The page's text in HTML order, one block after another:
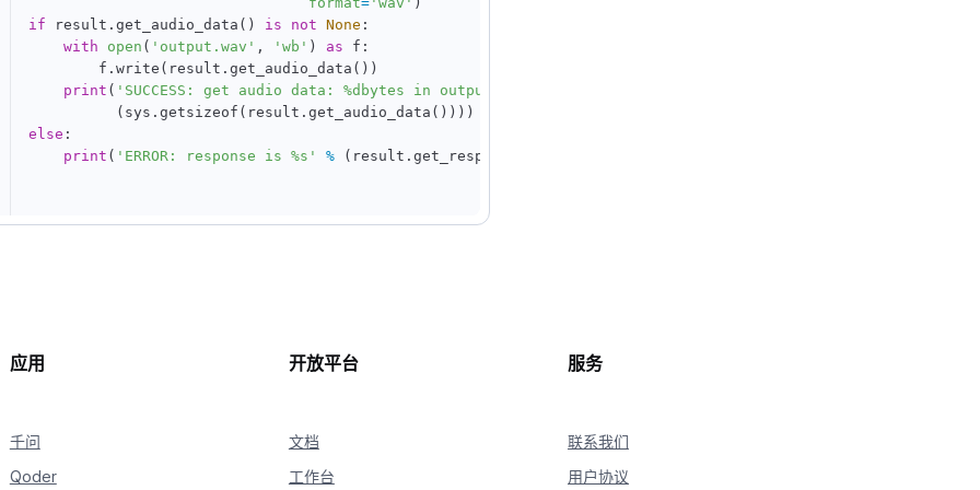
if result . get_audio_data ( ) is not None :
with
open ( 'output.wav' , 'wb' ) as f :
        f
. write ( result . get_audio_data ( ) )
print ( 'SUCCESS: get audio data: %dbytes in output.wav'
( sys . getsizeof ( result . get_audio_data ( ) ) ) )
else :
print ( 'ERROR: response is %s' % ( result . get_response
应用
千问
Qoder
开放平台
文档
工作台
服务
联系我们
用户协议